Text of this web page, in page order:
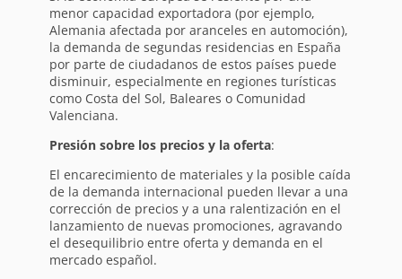
menor capacidad exportadora (por ejemplo,
Alemania afectada por aranceles en automoción),
la demanda de segundas residencias en España
por parte de ciudadanos de estos países puede
disminuir, especialmente en regiones turísticas
como Costa del Sol, Baleares o Comunidad
Valenciana.
Presión sobre los precios y la oferta:
El encarecimiento de materiales y la posible caída
de la demanda internacional pueden llevar a una
corrección de precios y a una ralentización en el
lanzamiento de nuevas promociones, agravando
el desequilibrio entre oferta y demanda en el
mercado español.